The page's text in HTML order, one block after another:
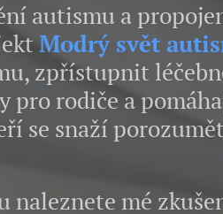
autismu a
Modrý svět
zpřístupnit
rodiče a
se snaží
mé